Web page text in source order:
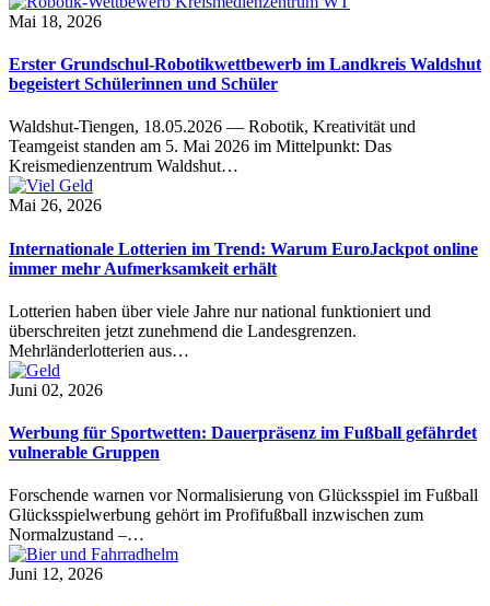
Mai 18, 2026
Erster Grundschul-Robotikwettbewerb im Landkreis Waldshut
begeistert Schülerinnen und Schüler
Waldshut-Tiengen, 18.05.2026 — Robotik, Kreativität und
Teamgeist standen am 5. Mai 2026 im Mittelpunkt: Das
Kreismedienzentrum Waldshut…
Mai 26, 2026
Internationale Lotterien im Trend: Warum EuroJackpot online
immer mehr Aufmerksamkeit erhält
Lotterien haben über viele Jahre nur national funktioniert und
überschreiten jetzt zunehmend die Landesgrenzen.
Mehrländerlotterien aus…
Juni 02, 2026
Werbung für Sportwetten: Dauerpräsenz im Fußball gefährdet
vulnerable Gruppen
Forschende warnen vor Normalisierung von Glücksspiel im Fußball
Glücksspielwerbung gehört im Profifußball inzwischen zum
Normalzustand –…
Juni 12, 2026